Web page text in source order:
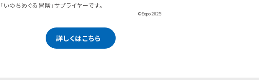
「いのちめぐる冒険」サプライヤーです。
©Expo 2025
詳しくはこちら